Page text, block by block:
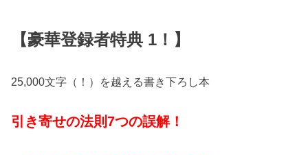
【豪華登録者特典 1！】
25,000文字（！）を越える書き下ろし本
引き寄せの法則7つの誤解！